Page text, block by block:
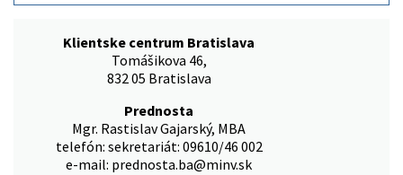
Klientske centrum Bratislava
Tomášikova 46,
832 05 Bratislava
Prednosta
Mgr. Rastislav Gajarský, MBA
telefón: sekretariát: 09610/46 002
e-mail: prednosta.ba@minv.sk